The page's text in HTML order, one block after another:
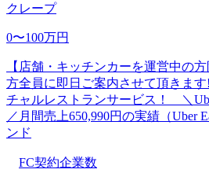
クレープ
0〜100万円
【店舗・キッチンカーを運営中の
方全員に即日ご案内させて頂きま
チャルレストランサービス！ ＼
／月間売上650,990円の実績（Uber
ンド
FC契約企業数